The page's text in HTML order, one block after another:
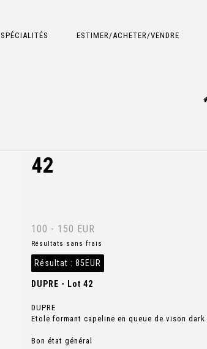
SPÉCIALITÉS ESTIMER/ACHETER/VENDRE
42
100 - 150 EUR
Résultats sans frais
Résultat : 85EUR
DUPRE - Lot 42
DUPRE
Etole formant capeline en queue de vison dark
Bon état général